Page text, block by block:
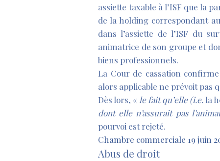
assiette taxable à l’ISF que la
de la holding correspondant
dans l’assiette de l’ISF du
animatrice de son groupe et
biens professionnels.
La Cour de cassation
alors applicable ne prévoit pas
Dès lors, « le fait qu’elle (i.e. la
dont elle n’assurait pas
pourvoi est rejeté.
Chambre commerciale 19 juin
Abus de droit